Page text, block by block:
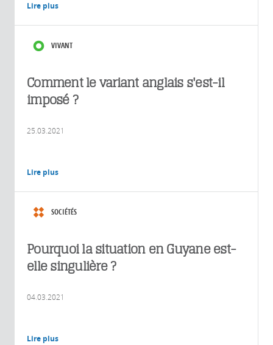
Lire plus
VIVANT
Comment le variant anglais s'est-il
imposé ?
25.03.2021
Lire plus
SOCIÉTÉS
Pourquoi la situation en Guyane est-
elle singulière ?
04.03.2021
Lire plus